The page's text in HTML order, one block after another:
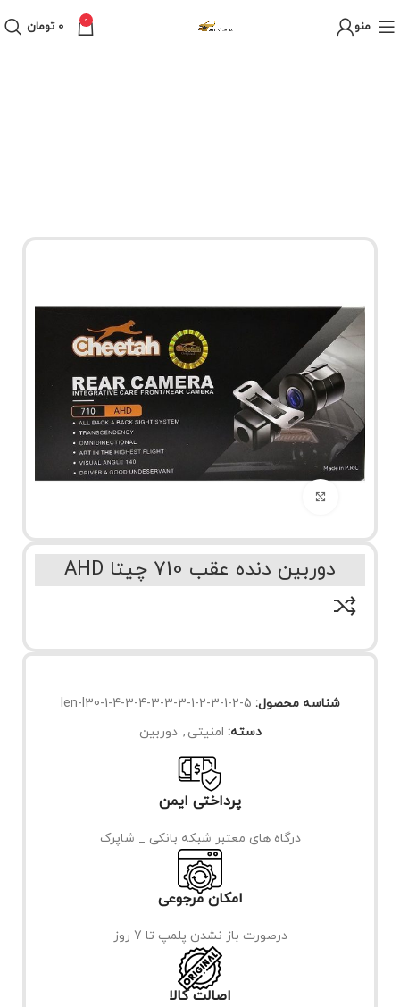
منو 0
0 تومان
دوربین دنده عقب 710 چیتا AHD
شناسه محصول: len-l30-1-4-3-4-3-3-3-1-2-3-1-2-5
دسته: امنیتی , دوربین
پرداختی ایمن
درگاه های معتبر شبکه بانکی _ شاپرک
امکان مرجوعی
درصورت باز نشدن پلمپ تا 7 روز
اصالت کالا